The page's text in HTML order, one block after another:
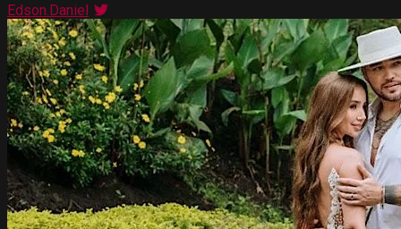
Edson.Daniel